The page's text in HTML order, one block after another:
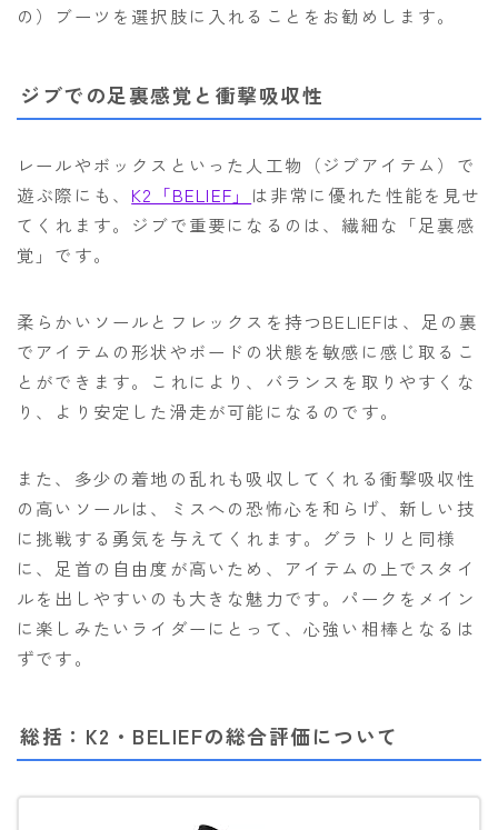
の）ブーツを選択肢に入れることをお勧めします。
ジブでの足裏感覚と衝撃吸収性
レールやボックスといった人工物（ジブアイテム）で
遊ぶ際にも、 K2「BELIEF」 は非常に優れた性能を見せ
てくれます。ジブで重要になるのは、繊細な「足裏感
覚」です。
柔らかいソールとフレックスを持つBELIEFは、足の裏
でアイテムの形状やボードの状態を敏感に感じ取るこ
とができます。これにより、バランスを取りやすくな
り、より安定した滑走が可能になるのです。
また、多少の着地の乱れも吸収してくれる衝撃吸収性
の高いソールは、ミスへの恐怖心を和らげ、新しい技
に挑戦する勇気を与えてくれます。グラトリと同様
に、足首の自由度が高いため、アイテムの上でスタイ
ルを出しやすいのも大きな魅力です。パークをメイン
に楽しみたいライダーにとって、心強い相棒となるは
ずです。
総括：K2・BELIEFの総合評価について